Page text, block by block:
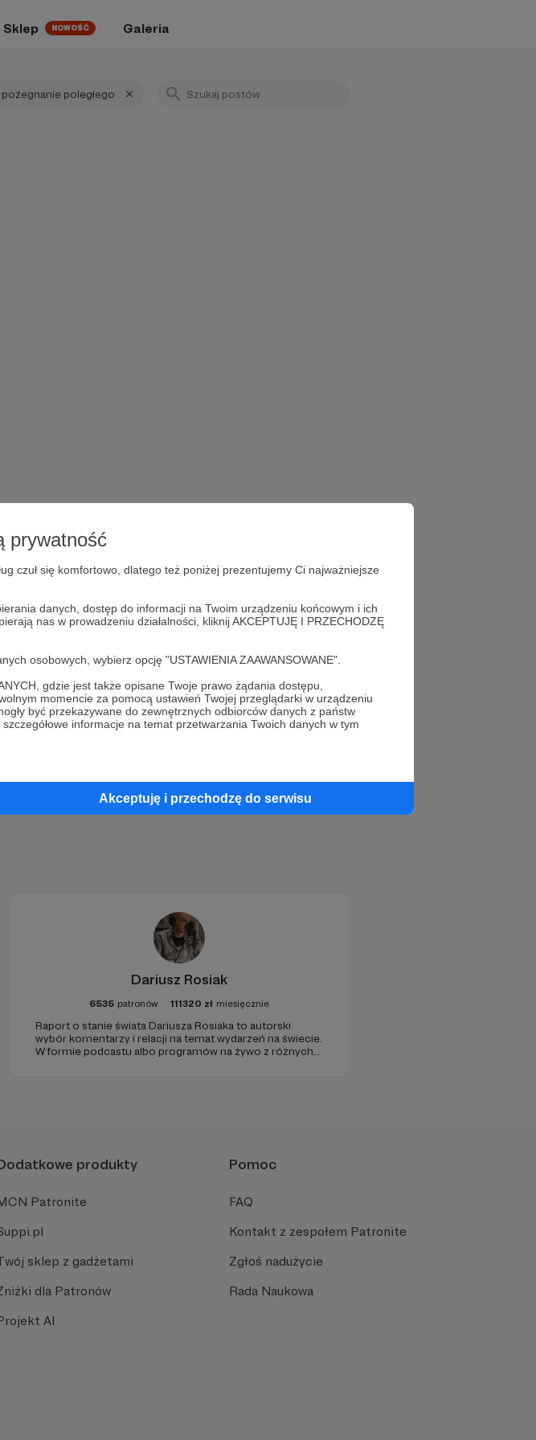
prywatność
czuł się komfortowo, dlatego też poniżej prezentujemy Ci najważniejsze
danych, dostęp do informacji na Twoim urządzeniu końcowym i ich
nas w prowadzeniu działalności, kliknij AKCEPTUJĘ I PRZECHODZĘ
osobowych, wybierz opcję "USTAWIENIA ZAAWANSOWANE".
gdzie jest także opisane Twoje prawo żądania dostępu,
momencie za pomocą ustawień Twojej przeglądarki w urządzeniu
być przekazywane do zewnętrznych odbiorców danych z państw
informacje na temat przetwarzania Twoich danych w tym
Akceptuję i przechodzę do serwisu
Sklep NOWOŚĆ Galeria
pożegnanie poległego
Ogdowskijuż teraz!
Dariusz Rosiak
6535 patronów 111320 zł miesięcznie
Raport o stanie świata Dariusza Rosiaka to autorski
wybór komentarzy i relacji na temat wydarzeń na świecie.
W formie podcastu albo programów na żywo z różnych
produkty
Patronite
sklep z gadżetami
dla Patronów
AI
Pomoc
FAQ
Kontakt z zespołem Patronite
Zgłoś nadużycie
Rada Naukowa